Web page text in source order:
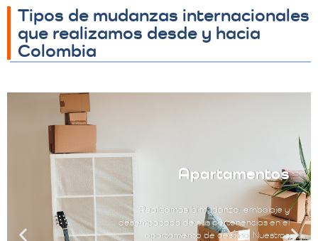
Tipos de mudanzas internacionales
que realizamos desde y hacia
Colombia
Apartamentos
Realizamos la mudanza, embalaje y
desempacado de sus pertenencias en el
apartamento de destino. Nuestros